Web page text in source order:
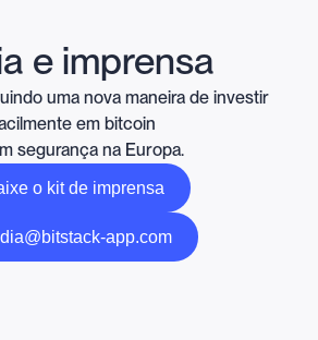
e imprensa
uma nova maneira de investir
em bitcoin
segurança na Europa.
o kit de imprensa
app.com